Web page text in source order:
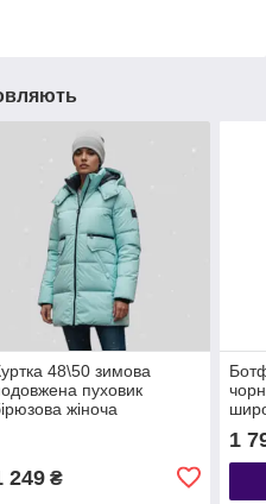
48\50 зимова
пуховик
жіноча
249₴
1